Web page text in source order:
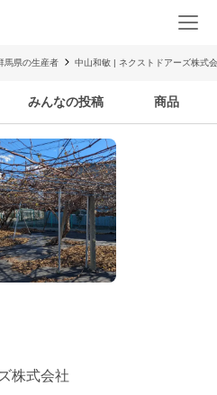
馬県の生産者 中山和敏 | ネクストドアーズ株式
みんなの投稿 商品
株式会社